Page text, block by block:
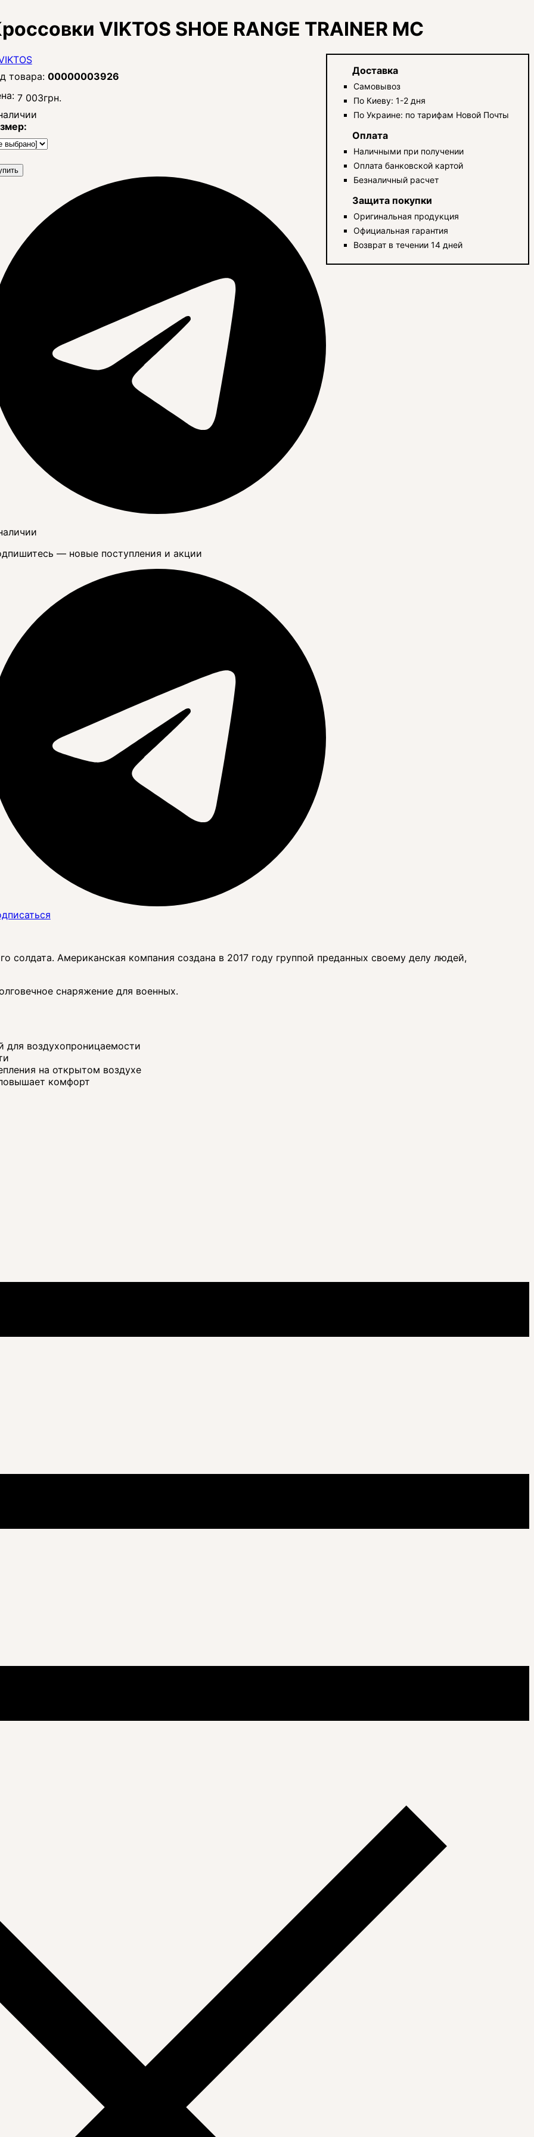
VIKTOS SHOE RANGE TRAINER MC
00000003926
7 003грн.
— новые поступления и акции
Доставка
Самовывоз
По Киеву: 1-2 дня
По Украине: по тарифам Новой Почты
Оплата
Наличными при получении
Оплата банковской картой
Безналичный расчет
Защита покупки
Оригинальная продукция
Официальная гарантия
Возврат в течении 14 дней
солдата. Американская компания создана в 2017 году группой преданных своему делу людей,
снаряжение для военных.
для воздухопроницаемости
на открытом воздухе
комфорт